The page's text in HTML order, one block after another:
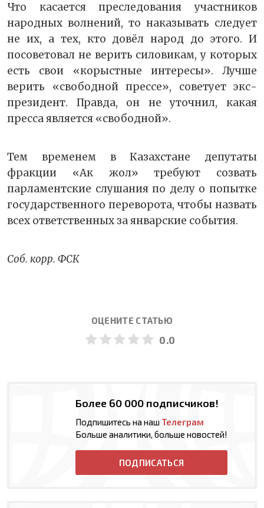
Что касается преследования участников
народных волнений, то наказывать следует
не их, а тех, кто довёл народ до этого. И
посоветовал не верить силовикам, у которых
есть свои «корыстные интересы». Лучше
верить «свободной прессе», советует экс-
президент. Правда, он не уточнил, какая
пресса является «свободной».
Тем временем в Казахстане депутаты
фракции «Ак жол» требуют созвать
парламентские слушания по делу о попытке
государственного переворота, чтобы назвать
всех ответственных за январские события.
Соб. корр. ФСК
ОЦЕНИТЕ СТАТЬЮ
0.0
Более 60 000 подписчиков!
Подпишитесь на наш Телеграм
Больше аналитики, больше новостей!
ПОДПИСАТЬСЯ